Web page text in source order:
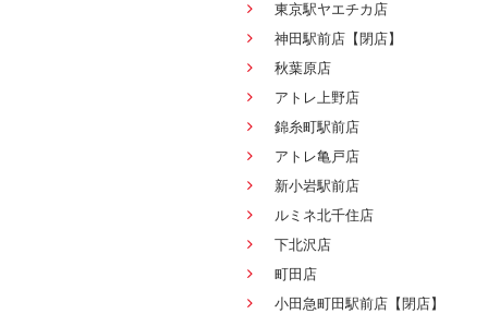
東京駅ヤエチカ店
神田駅前店【閉店】
秋葉原店
アトレ上野店
錦糸町駅前店
アトレ亀戸店
新小岩駅前店
ルミネ北千住店
下北沢店
町田店
小田急町田駅前店【閉店】